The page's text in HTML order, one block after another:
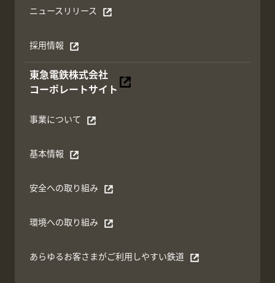
ニュースリリース
別ウィンドウで開く
採用情報
別ウィンドウで開く
東急電鉄株式会社
コーポレートサイト
別ウィンドウで開く
事業について
別ウィンドウで開く
基本情報
別ウィンドウで開く
安全への取り組み
別ウィンドウで開く
環境への取り組み
別ウィンドウで開く
あらゆるお客さまがご利⽤しやすい鉄道
別ウィンドウで開く